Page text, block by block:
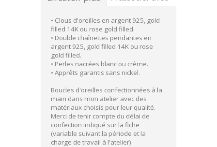
• Clous d'oreilles en argent 925, gold
filled 14K ou rose gold filled.
• Double chaînettes pendantes en
argent 925, gold filled 14K ou rose
gold filled.
• Perles nacrées blanc ou crème.
• Apprêts garantis sans nickel.
Boucles d'oreilles confectionnées à la
main dans mon atelier avec des
matériaux choisis pour leur qualité.
Merci de tenir compte du délai de
confection indiqué sur la fiche
(variable suivant la période et la
charge de travail à l'atelier).